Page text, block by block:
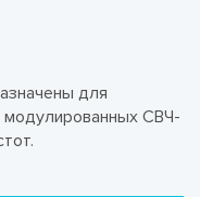
для
модулированных СВЧ-